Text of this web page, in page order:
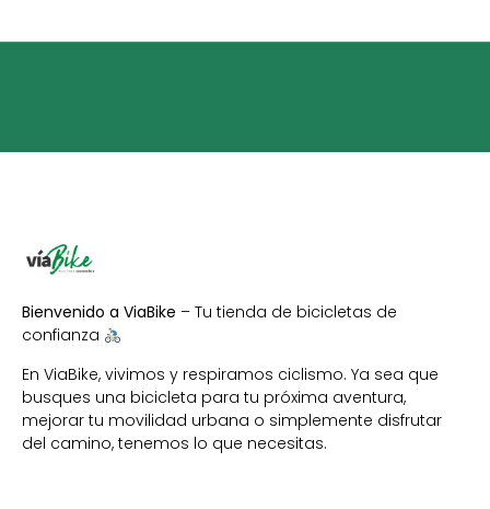
Bienvenido a ViaBike – Tu tienda de bicicletas de
confianza
En ViaBike, vivimos y respiramos ciclismo. Ya sea que
busques una bicicleta para tu próxima aventura,
mejorar tu movilidad urbana o simplemente disfrutar
del camino, tenemos lo que necesitas.